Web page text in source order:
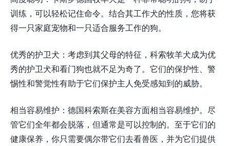
训练，可以轻松记住命令。结合其工作犬的性质，您将获
得一只家庭宠物和一只适合服务工作的狗。
优秀的护卫犬：考虑到其父母的特征，科索牧羊犬成为优
秀的护卫犬和看门狗也就不足为奇了。它们的保护性、警
惕性和警觉性有助于它们保护主人免受感知到的威胁。
相当容易维护：德国科索斯在美容方面相当容易维护。尽
管它们全年都会脱落，但通常是可以控制的。至于它们的
健康保养，你只需要偶尔带它们去看兽医，并为它们提供